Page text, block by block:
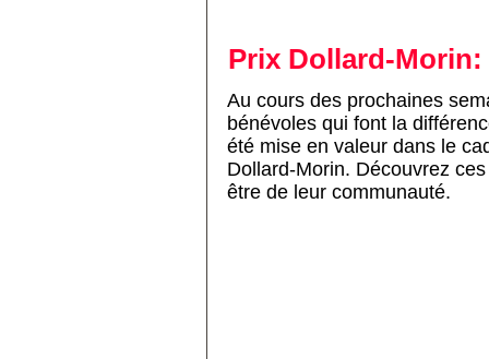
Prix Dollard-
Au cours des prochaines
bénévoles qui font la
été mise en valeur dans le
Dollard-Morin. Découvrez
être de leur communauté.